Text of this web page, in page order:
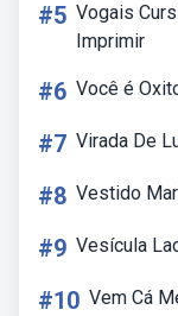
#5 Vogais
Imprimir
#6 Você é
#7 Virada De
#8 Vestido
#9 Vesícula
#10 Vem Cá